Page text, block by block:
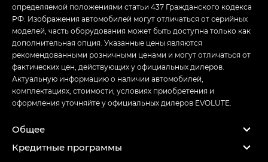
определяемой положениями статьи 437 Гражданского кодекса
РФ. Изображения автомобилей могут отличаться от серийных
моделей, часть оборудования может быть доступна только как
дополнительная опция. Указанные цены являются
рекомендованными розничными ценами и могут отличаться от
фактических цен, действующих у официальных дилеров.
Актуальную информацию о наличии автомобилей,
комплектациях, стоимости, условиях приобретения и
оформления уточняйте у официальных дилеров EVOLUTE.
Общее
Кредитные программы